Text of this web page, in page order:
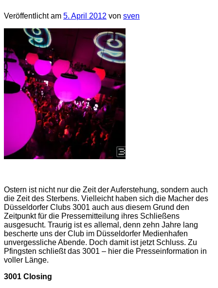
Veröffentlicht am 5. April 2012 von sven
Ostern ist nicht nur die Zeit der Auferstehung, sondern auch
die Zeit des Sterbens. Vielleicht haben sich die Macher des
Düsseldorfer Clubs 3001 auch aus diesem Grund den
Zeitpunkt für die Pressemitteilung ihres Schließens
ausgesucht. Traurig ist es allemal, denn zehn Jahre lang
bescherte uns der Club im Düsseldorfer Medienhafen
unvergessliche Abende. Doch damit ist jetzt Schluss. Zu
Pfingsten schließt das 3001 – hier die Presseinformation in
voller Länge.
3001 Closing